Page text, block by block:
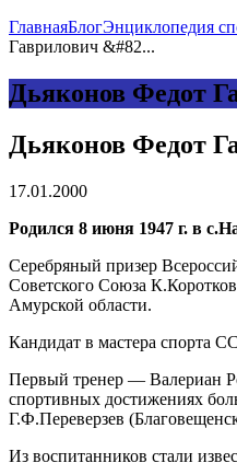
ГлавнаяБлогЭнциклопедия
Гаврилович &#82...
Дьяконов Федот
Дьяконов Федот
17.01.2000
Родился 8 июня 1947 г. в
Серебряный призер
Советского Союза
Амурской области.
Кандидат в мастера спорта
Первый тренер — Валериан
спортивных достижениях
Г.Ф.Переверзев
Из воспитанников стали